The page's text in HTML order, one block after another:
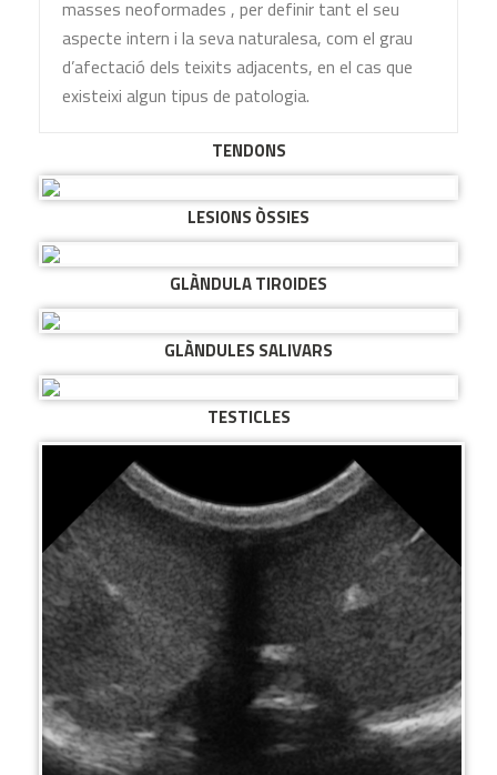
masses neoformades , per definir tant el seu
aspecte intern i la seva naturalesa, com el grau
d’afectació dels teixits adjacents, en el cas que
existeixi algun tipus de patologia.
TENDONS
LESIONS ÒSSIES
GLÀNDULA TIROIDES
GLÀNDULES SALIVARS
TESTICLES